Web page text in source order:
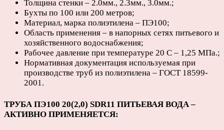
Толщина стенки – 2.0мм., 2.3мм., 3.0мм.;
Бухты по 100 или 200 метров;
Материал, марка полиэтилена – ПЭ100;
Область применения – в напорных сетях питьевого и
хозяйственного водоснабжения;
Рабочее давление при температуре 20 С – 1,25 МПа.;
Нормативная документация используемая при
производстве труб из полиэтилена – ГОСТ 18599-
2001.
ТРУБА ПЭ100 20(2,0) SDR11 ПИТЬЕВАЯ ВОДА –
АКТИВНО ПРИМЕНЯЕТСЯ: